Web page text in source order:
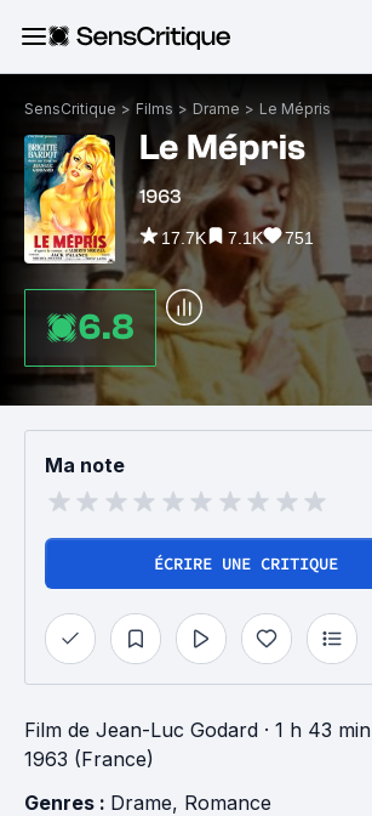
SensCritique > Films > Drame > Le Mépris
Le Mépris
1963
17.7K 7.1K 751
6.8
Ma note
ÉCRIRE UNE CRITIQUE
Film de Jean-Luc Godard · 1 h 43 min
1963 (France)
Genres : Drame, Romance